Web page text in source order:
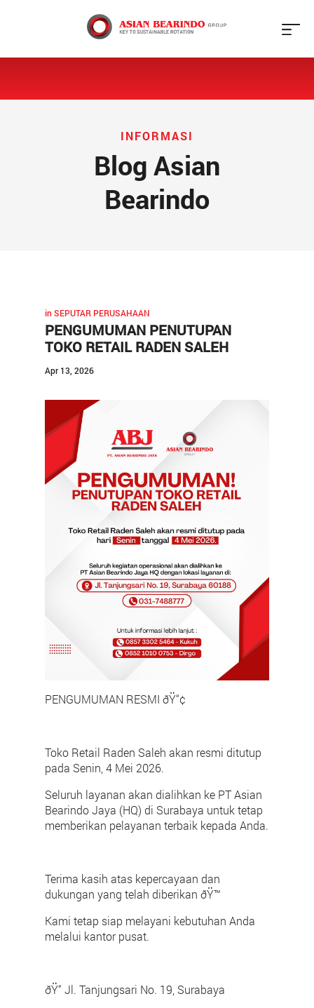
INFORMASI
Blog Asian
Bearindo
in SEPUTAR PERUSAHAAN
PENGUMUMAN PENUTUPAN
TOKO RETAIL RADEN SALEH
Apr 13, 2026
PENGUMUMAN RESMI ðŸ“¢
Toko Retail Raden Saleh akan resmi ditutup
pada Senin, 4 Mei 2026.
Seluruh layanan akan dialihkan ke PT Asian
Bearindo Jaya (HQ) di Surabaya untuk tetap
memberikan pelayanan terbaik kepada Anda.
Terima kasih atas kepercayaan dan
dukungan yang telah diberikan ðŸ™
Kami tetap siap melayani kebutuhan Anda
melalui kantor pusat.
ðŸ“ Jl. Tanjungsari No. 19, Surabaya